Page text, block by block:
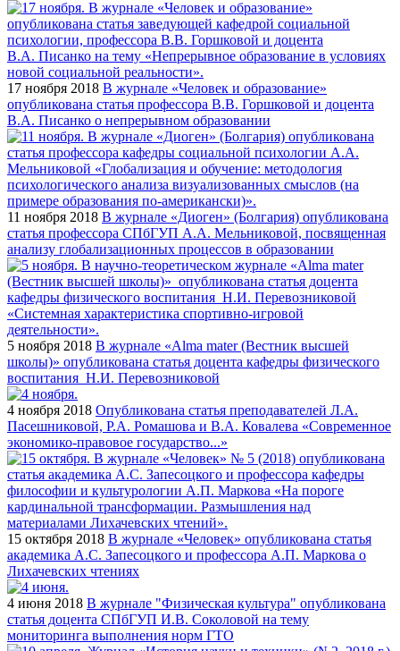
17 ноября 2018 В журнале «Человек и образование»
опубликована статья профессора В.В. Горшковой и доцента
В.А. Писанко о непрерывном образовании
11 ноября 2018 В журнале «Диоген» (Болгария) опубликована
статья профессора СПбГУП А.А. Мельниковой, посвященная
анализу глобализационных процессов в образовании
5 ноября 2018 В журнале «Alma mater (Вестник высшей
школы)» опубликована статья доцента кафедры физического
воспитания Н.И. Перевозниковой
4 ноября 2018 Опубликована статья преподавателей Л.А.
Пасешниковой, Р.А. Ромашова и В.А. Ковалева «Современное
экономико-правовое государство...»
15 октября 2018 В журнале «Человек» опубликована статья
академика А.С. Запесоцкого и профессора А.П. Маркова о
Лихачевских чтениях
4 июня 2018 В журнале "Физическая культура" опубликована
статья доцента СПбГУП И.В. Соколовой на тему
мониторинга выполнения норм ГТО